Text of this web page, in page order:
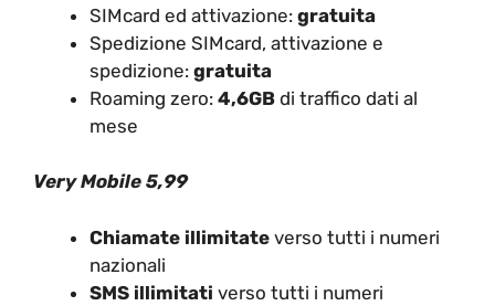
SIMcard ed attivazione: gratuita
Spedizione SIMcard, attivazione e
spedizione: gratuita
Roaming zero: 4,6GB di traffico dati al
mese
Very Mobile 5,99
Chiamate illimitate verso tutti i numeri
nazionali
SMS illimitati verso tutti i numeri